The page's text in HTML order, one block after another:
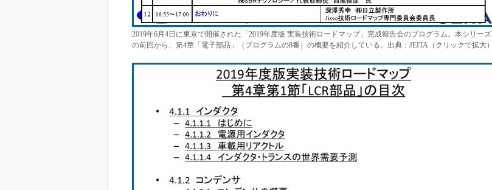
2019年6月4日に東京で開催された「2019年度版 実装技術ロードマップ」完成報告会のプログラム。本シリーズ
の前回から、第4章「電子部品」（プログラムの8番）の概要を紹介している。出典：JEITA（クリックで拡大）